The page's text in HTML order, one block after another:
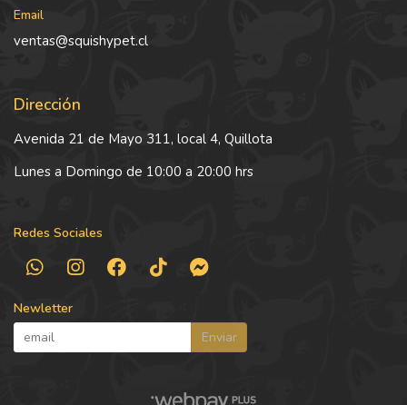
Email
ventas@squishypet.cl
Dirección
Avenida 21 de Mayo 311, local 4, Quillota
Lunes a Domingo de 10:00 a 20:00 hrs
Redes Sociales
Newletter
Enviar